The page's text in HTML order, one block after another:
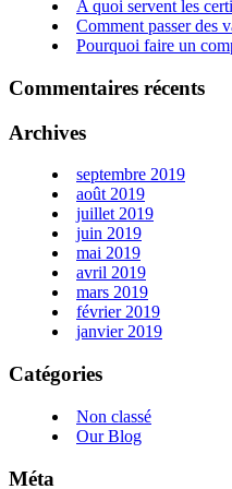
A quoi servent les
Comment passer des
Pourquoi faire un
Commentaires récents
Archives
septembre 2019
août 2019
juillet 2019
juin 2019
mai 2019
avril 2019
mars 2019
février 2019
janvier 2019
Catégories
Non classé
Our Blog
Méta